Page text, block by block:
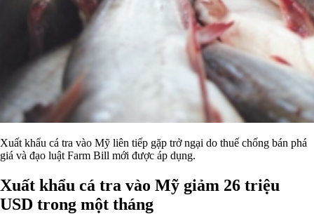
Xuất khẩu cá tra vào Mỹ liên tiếp gặp trở ngại do thuế chống bán phá
giá và đạo luật Farm Bill mới được áp dụng.
Xuất khẩu cá tra vào Mỹ giảm 26 triệu
USD trong một tháng